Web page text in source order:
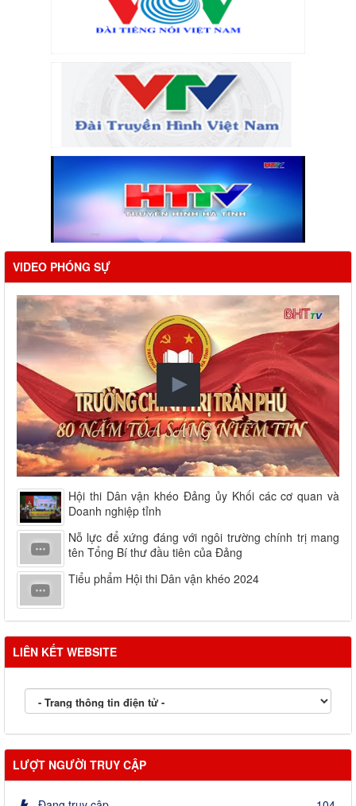
VIDEO PHÓNG SỰ
Hội thi Dân vận khéo Đảng ủy Khối các cơ quan và
Doanh nghiệp tỉnh
Nỗ lực để xứng đáng với ngôi trường chính trị mang
tên Tổng Bí thư đầu tiên của Đảng
Tiểu phẩm Hội thi Dân vận khéo 2024
LIÊN KẾT WEBSITE
LƯỢT NGƯỜI TRUY CẬP